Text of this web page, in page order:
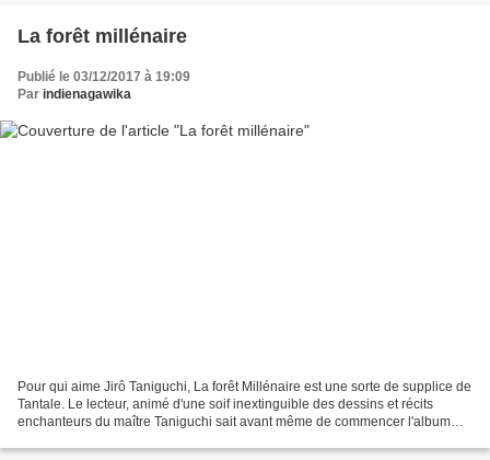
La forêt millénaire
Publié le 03/12/2017 à 19:09
Par indienagawika
Pour qui aime Jirô Taniguchi, La forêt Millénaire est une sorte de supplice de
Tantale. Le lecteur, animé d'une soif inextinguible des dessins et récits
enchanteurs du maître Taniguchi sait avant même de commencer l'album